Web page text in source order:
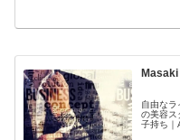
自由な
の美容ス
子持ち｜